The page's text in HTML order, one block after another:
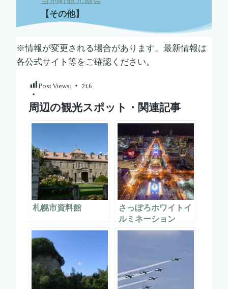
【その他】
※情報が変更される場合があります。最新情報は
各公式サイト等をご確認ください。
Post Views: 216
周辺の観光スポット・関連記事
札幌市資料館
さっぽろホワイトイ
ルミネーション